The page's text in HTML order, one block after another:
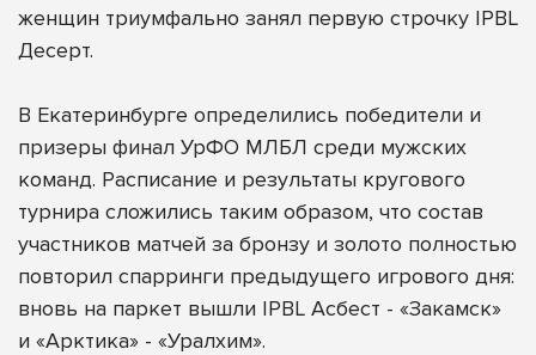
женщин триумфально занял первую строчку IPBL
Десерт.
В Екатеринбурге определились победители и
призеры финал УрФО МЛБЛ среди мужских
команд. Расписание и результаты кругового
турнира сложились таким образом, что состав
участников матчей за бронзу и золото полностью
повторил спарринги предыдущего игрового дня:
вновь на паркет вышли IPBL Асбест - «Закамск»
и «Арктика» - «Уралхим».